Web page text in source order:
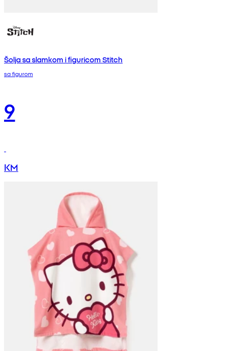
Šolja sa slamkom i figuricom Stitch
sa figurom
9
KM